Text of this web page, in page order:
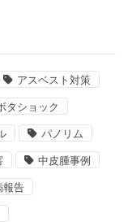
アスベスト対策
タショック
パノリム
中皮腫事例
報告